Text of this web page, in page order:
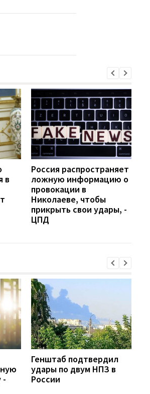
в
Россия распространяет
ложную информацию о
провокации в
Николаеве, чтобы
прикрыть свои удары, -
ЦПД
-
Генштаб подтвердил
удары по двум НПЗ в
России